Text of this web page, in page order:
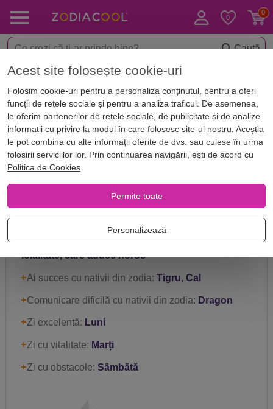
Caută
Acasă Zodii Zodiac chinezesc Personalitate femeia din zodia
Personalitate femeia din zodia
chinezeasca Caine
Cauti personalitatea si caracterul femeiei din zodia
chinezeasca Caine. Descopera caracterul si
Caracteristici zodie:justețe, cinste, simț civic,
loialitate, care aduce noroc
Ai succes cu nativii din zodia: Tigru, Cal
Comunicare dificilă cu nativii din zodia: Dragon
Zi excelentă: Luni
Zi cu vitalitate: Marți
Zi cu obstacole: Sâmbătă
Acest site folosește cookie-uri
Folosim cookie-uri pentru a personaliza conținutul, pentru a oferi
funcții de rețele sociale și pentru a analiza traficul. De asemenea,
le oferim partenerilor de rețele sociale, de publicitate și de analize
informații cu privire la modul în care folosesc site-ul nostru. Aceștia
le pot combina cu alte informații oferite de dvs. sau culese în urma
folosirii serviciilor lor. Prin continuarea navigării, ești de acord cu
Politica de Cookies.
Permite toate
Personalizează